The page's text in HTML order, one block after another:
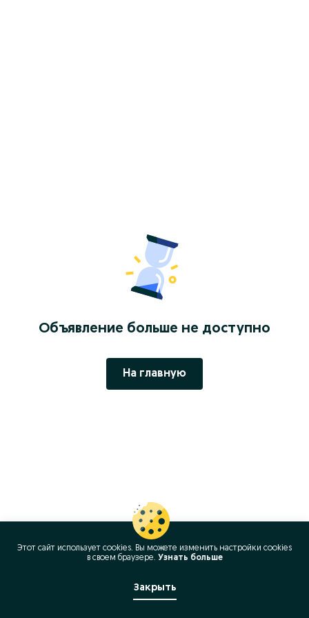
Объявление больше не доступно
На главную
Этот сайт использует cookies. Вы можете изменить настройки cookies
в своeм браузере. Узнать больше
Закрыть